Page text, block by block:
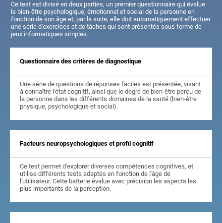
Ce test est divisé en deux parties, un premier questionnaire qui évalue
le bien-être psychologique, émotionnel et social de la personne en
fonction de son âge et, par la suite, elle doit automatiquement effectuer
une série d'exercices et de tâches qui sont présentés sous forme de
jeux informatiques simples.
Questionnaire des critères de diagnostique
Une série de questions de réponses faciles est présentée, visant
à connaître l'état cognitif, ainsi que le degré de bien-être perçu de
la personne dans les différents domaines de la santé (bien-être
physique, psychologique et social).
Facteurs neuropsychologiques et profil cognitif
Ce test permet d'explorer diverses compétences cognitives, et
utilise différents tests adaptés en fonction de l'âge de
l'utilisateur. Cette batterie évalue avec précision les aspects les
plus importants de la perception.